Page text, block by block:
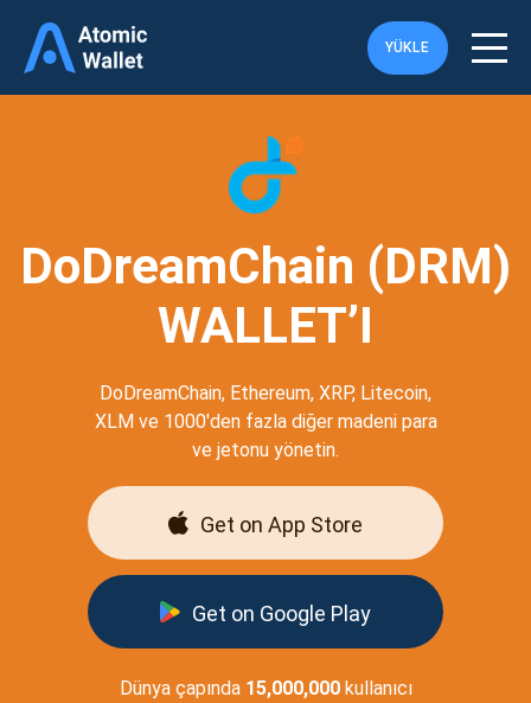
YÜKLE
DoDreamChain (DRM)
WALLET’I
DoDreamChain, Ethereum, XRP, Litecoin,
XLM ve 1000'den fazla diğer madeni para
ve jetonu yönetin.
Get on App Store
Get on Google Play
Dünya çapında 15,000,000kullanıcı